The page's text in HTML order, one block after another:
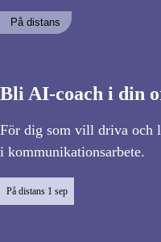
På distans
Bli AI-coach i din
För dig som vill driva och
i kommunikationsarbete.
På distans 1 sep